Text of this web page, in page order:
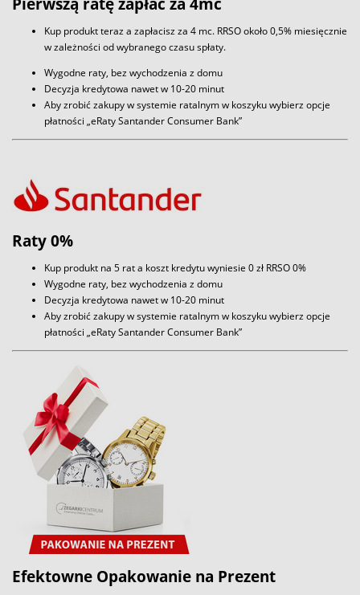
Kup produkt teraz a zapłacisz za 4 mc. RRSO około 0,5% miesięcznie
w zależności od wybranego czasu spłaty.
Wygodne raty, bez wychodzenia z domu
Decyzja kredytowa nawet w 10-20 minut
Aby zrobić zakupy w systemie ratalnym w koszyku wybierz opcje
płatności „eRaty Santander Consumer Bank”
Raty 0%
Kup produkt na 5 rat a koszt kredytu wyniesie 0 zł RRSO 0%
Wygodne raty, bez wychodzenia z domu
Decyzja kredytowa nawet w 10-20 minut
Aby zrobić zakupy w systemie ratalnym w koszyku wybierz opcje
płatności „eRaty Santander Consumer Bank”
Efektowne Opakowanie na Prezent